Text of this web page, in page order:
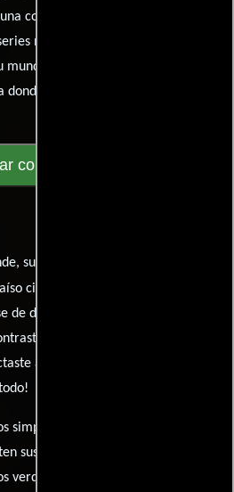
comunidad apasionada donde la
nunca se detenga. Únete a la
cinematográfico. ¡Los
se proyecta nuestra diversidad
comentarios
su participación es clave para hacer
cinéfilo completo. Queremos
de datos cinematográfica, pero
algún dato faltante en la ficha
algún error en la sinopsis o el
simpatizantes del cine: contribuyan
sus descubrimientos y compartan
verdaderos fanáticos conocen. Sus